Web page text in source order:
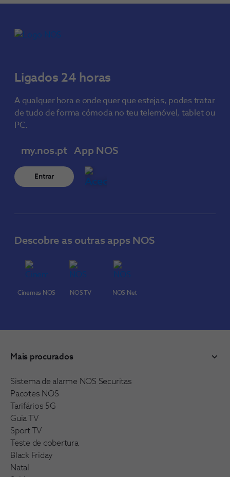
Ligados 24 horas
A qualquer hora e onde quer que estejas, podes tratar
de tudo de forma cómoda no teu telemóvel, tablet ou
PC.
my.nos.pt
Entrar
App NOS
Descobre as outras apps NOS
Cinemas NOS NOS TV NOS Net
Mais procurados
Sistema de alarme NOS Securitas
Pacotes NOS
Tarifários 5G
Guia TV
Sport TV
Teste de cobertura
Black Friday
Natal